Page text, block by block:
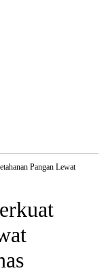
Pangan Lewat